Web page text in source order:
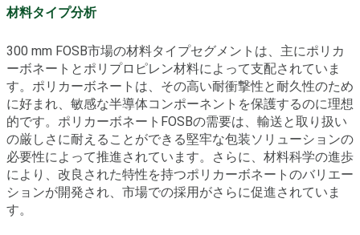
材料タイプ分析
300 mm FOSB市場の材料タイプセグメントは、主にポリカ
ーボネートとポリプロピレン材料によって支配されていま
す。ポリカーボネートは、その高い耐衝撃性と耐久性のため
に好まれ、敏感な半導体コンポーネントを保護するのに理想
的です。ポリカーボネートFOSBの需要は、輸送と取り扱い
の厳しさに耐えることができる堅牢な包装ソリューションの
必要性によって推進されています。さらに、材料科学の進歩
により、改良された特性を持つポリカーボネートのバリエー
ションが開発され、市場での採用がさらに促進されていま
す。